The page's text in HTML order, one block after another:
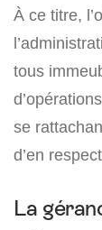
À ce titre,
tous
se
d’en
La